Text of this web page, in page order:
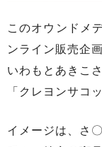
このオウンドメ
ンライン販売企
いわもとあきこ
「クレヨンサコ
イメージは、さ